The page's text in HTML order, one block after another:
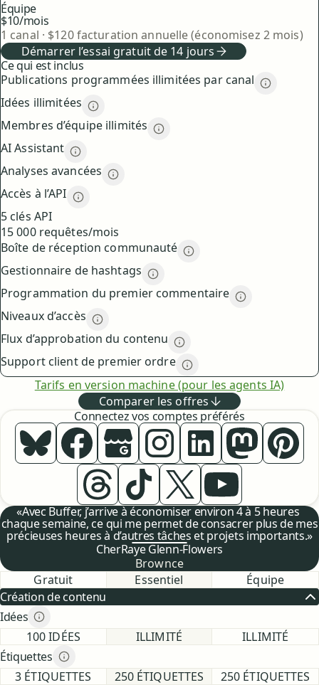
Équipe
$10/mois
1 canal · $120facturation annuelle (économisez 2 mois)
Démarrer l’essai gratuit de 14 jours
Ce qui est inclus
Publications programmées illimitées par canal
Idées illimitées
Idées illimitées
Membres d’équipe illimités
Membres d’équipe illimités
AI Assistant
AI Assistant
Analyses avancées
Analyses avancées
Accès à l’API
Accès à l’API
5 clés API
15 000 requêtes/mois
Boîte de réception communauté
Boîte de réception
Gestionnaire de hashtags
Gestionnaire de hashtags
Programmation du premier commentaire
Niveaux d’accès
Niveaux d’accès
Flux d’approbation du contenu
Flux d’approbation du
Support client de premier ordre
Support client de
Tarifs en version machine (pour les agents IA)
Comparer les offres
Connectez vos comptes préférés
Buffer ×Bluesky
Buffer ×Facebook
Buffer ×Google Business Profile
Buffer × Instagram
Buffer ×LinkedIn
Buffer ×
Buffer ×Threads
Buffer ×TikTok
Buffer ×Buffer ×
Ce que disent les utilisateur·rices
Avec Buffer, j’arrive à économiser environ 4 à 5 heures
chaque semaine, ce qui me permet de consacrer plus de mes
précieuses heures à d’autres tâches et projets importants.
CherRaye Glenn-Flowers
Brownce
Comparaison des fonctionnalités
Comparaison des fonctionnalités
Gratuit Essentiel
Équipe
Création de contenu
Idées
Idées description
GRATUIT100 IDÉES ESSENTIEL
ILLIMITÉ ÉQUIPEILLIMITÉ
Étiquettes
Étiquettes description
GRATUIT
3 ÉTIQUETTES ESSENTIEL
250 ÉTIQUETTES ÉQUIPE
250 ÉTIQUETTES